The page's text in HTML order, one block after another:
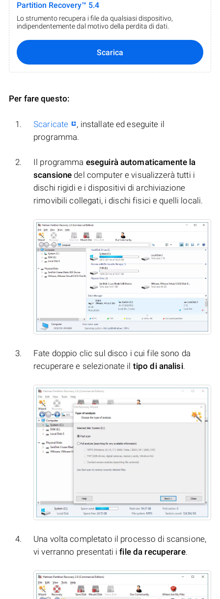
Partition Recovery™ 5.4
Lo strumento recupera i file da qualsiasi dispositivo,
indipendentemente dal motivo della perdita di dati.
Scarica
Per fare questo:
Scaricate
, installate ed eseguite il
programma.
Il programma eseguirà automaticamente la
scansione del computer e visualizzerà tutti i
dischi rigidi e i dispositivi di archiviazione
rimovibili collegati, i dischi fisici e quelli locali.
Fate doppio clic sul disco i cui file sono da
recuperare e selezionate il tipo di analisi.
Una volta completato il processo di scansione,
vi verranno presentati ifile da recuperare.